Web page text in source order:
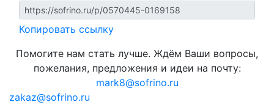
Копировать ссылку
Помогите нам стать лучше. Ждём Ваши вопросы,
пожелания, предложения и идеи на почту:
mark8@sofrino.ru
zakaz@sofrino.ru